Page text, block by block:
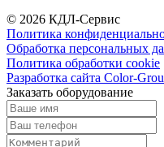
© 2026 КДЛ-Сервис
Политика
Обработка персональных
Политика обработки cookie
Разработка сайта Color-
Заказать оборудование